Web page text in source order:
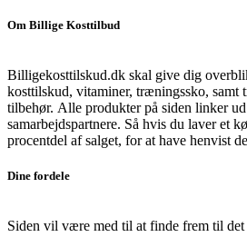
Om Billige Kosttilbud
Billigekosttilskud.dk skal give dig
kosttilskud, vitaminer, træningssko, samt
tilbehør. Alle produkter på siden linker
samarbejdspartnere. Så hvis du laver et
procentdel af salget, for at have henvist
Dine fordele
Siden vil være med til at finde frem til det